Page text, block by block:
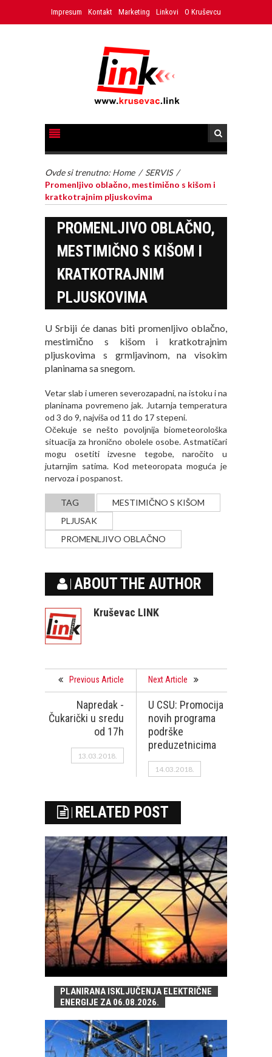
Impresum Kontakt Marketing Linkovi O Kruševcu
Ovde si trenutno: Home / SERVIS /
Promenljivo oblačno, mestimično s kišom i
kratkotrajnim pljuskovima
PROMENLJIVO OBLAČNO,
MESTIMIČNO S KIŠOM I
KRATKOTRAJNIM
PLJUSKOVIMA
U Srbiji će danas biti promenljivo oblačno,
mestimično s kišom i kratkotrajnim
pljuskovima s grmljavinom, na visokim
planinama sa snegom.
Vetar slab i umeren severozapadni, na istoku i na
planinama povremeno jak. Jutarnja temperatura
od 3 do 9, najviša od 11 do 17 stepeni.
Očekuje se nešto povolјnija biometeorološka
situacija za hronično obolele osobe. Astmatičari
mogu osetiti izvesne tegobe, naročito u
jutarnjim satima. Kod meteoropata moguća je
nervoza i pospanost.
TAG
MESTIMIČNO S KIŠOM
PLJUSAK
PROMENLJIVO OBLAČNO
ABOUT THE AUTHOR
Kruševac LINK
Previous Article
Napredak -
Čukarički u sredu
od 17h
13.03.2018.
Next Article
U CSU: Promocija
novih programa
podrške
preduzetnicima
14.03.2018.
RELATED POST
PLANIRANA ISKLJUČENJA ELEKTRIČNE
ENERGIJE ZA 06.08.2026.